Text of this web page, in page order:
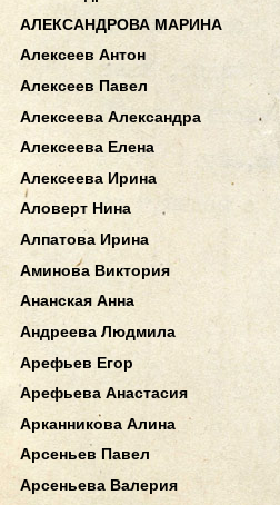
АЛЕКСАНДРОВА МАРИНА
Алексеев Антон
Алексеев Павел
Алексеева Александра
Алексеева Елена
Алексеева Ирина
Аловерт Нина
Алпатова Ирина
Аминова Виктория
Ананская Анна
Андреева Людмила
Арефьев Егор
Арефьева Анастасия
Арканникова Алина
Арсеньев Павел
Арсеньева Валерия